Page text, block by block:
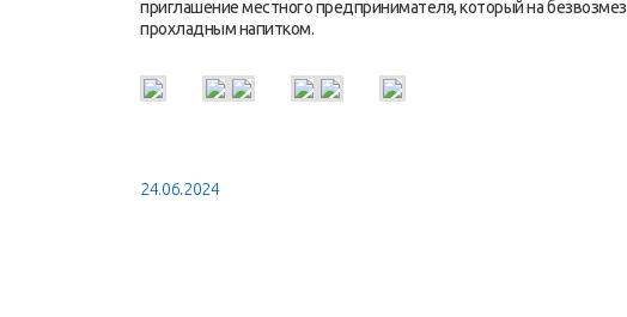
приглашение местного предпринимателя, который на
прохладным напитком.
24.06.2024